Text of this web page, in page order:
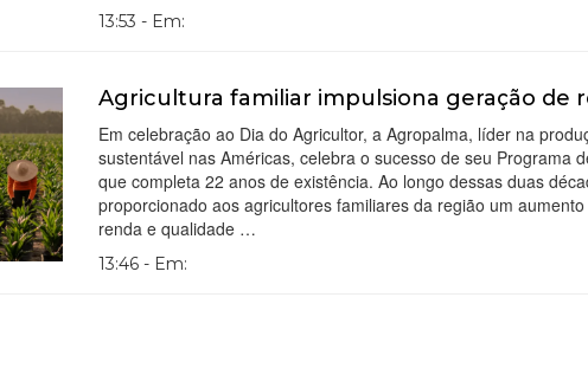
13:53 - Em:
Agricultura familiar impulsiona geração de
Em celebração ao Dia do Agricultor, a Agropalma, líder na
sustentável nas Américas, celebra o sucesso de seu Programa
que completa 22 anos de existência. Ao longo dessas duas
proporcionado aos agricultores familiares da região um
renda e qualidade …
13:46 - Em: